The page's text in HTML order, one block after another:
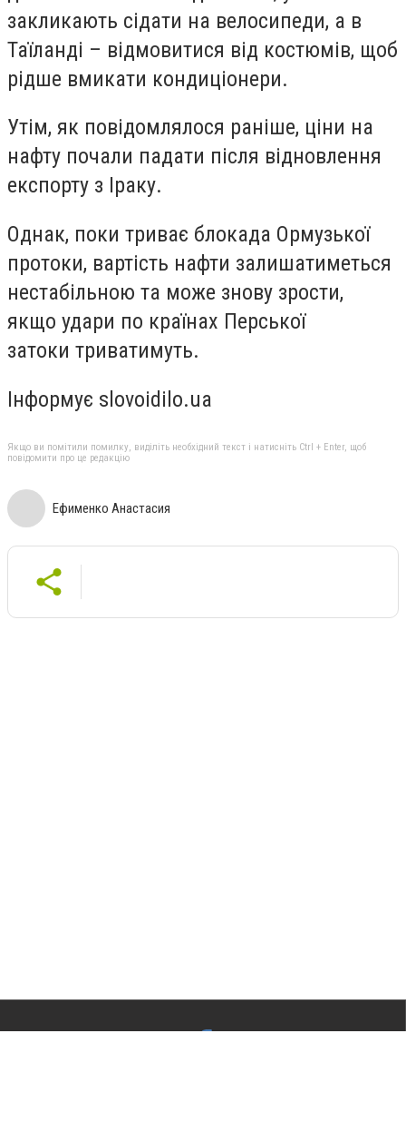
закликають сідати на велосипеди, а в
Таїланді – відмовитися від костюмів, щоб
рідше вмикати кондиціонери.
Утім, як повідомлялося раніше, ціни на
нафту почали падати після відновлення
експорту з Іраку.
Однак, поки триває блокада Ормузької
протоки, вартість нафти залишатиметься
нестабільною та може знову зрости,
якщо удари по країнах Перської
затоки триватимуть.
Інформує slovoidilo.ua
Якщо ви помітили помилку, виділіть необхідний текст і натисніть Ctrl + Enter, щоб
повідомити про це редакцію
Ефименко Анастасия